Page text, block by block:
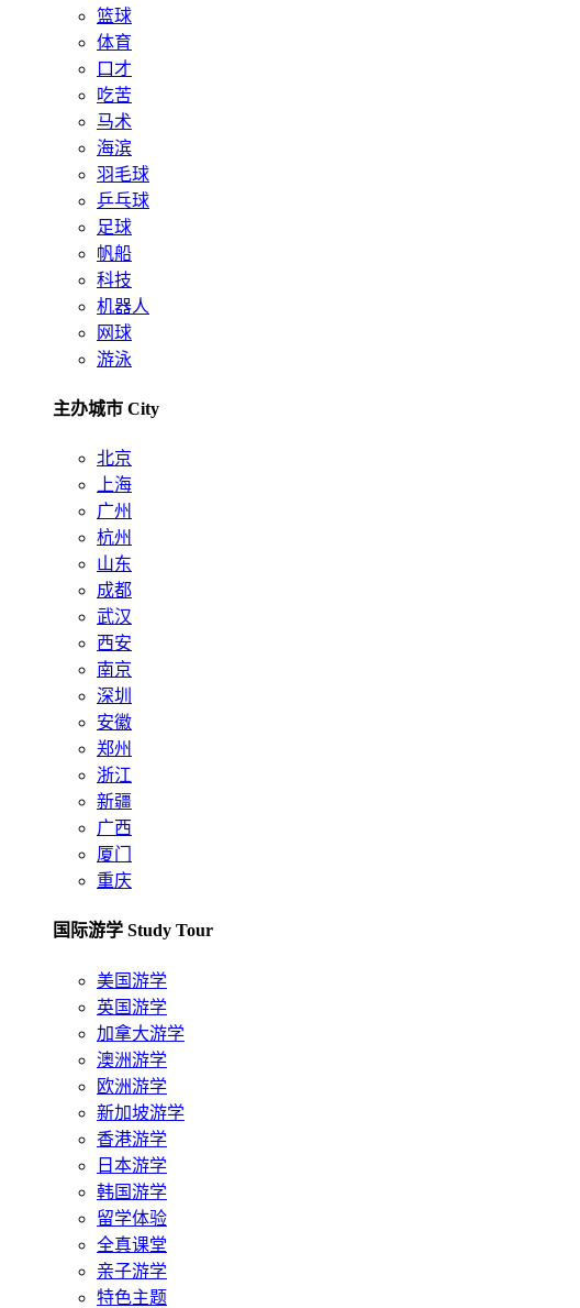
篮球
体育
口才
吃苦
马术
海滨
羽毛球
乒乓球
足球
帆船
科技
机器人
网球
游泳
主办城市 City
北京
上海
广州
杭州
山东
成都
武汉
西安
南京
深圳
安徽
郑州
浙江
新疆
广西
厦门
重庆
国际游学 Study Tour
美国游学
英国游学
加拿大游学
澳洲游学
欧洲游学
新加坡游学
香港游学
日本游学
韩国游学
留学体验
全真课堂
亲子游学
特色主题